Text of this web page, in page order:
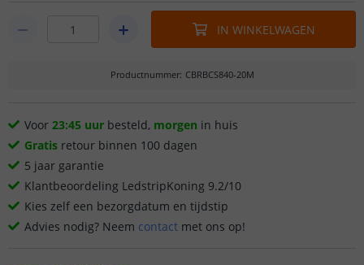
IN WINKELWAGEN
Productnummer: CBRBCS840-20M
Voor 23:45 uur besteld, morgen in huis
Gratis retour binnen 100 dagen
5 jaar garantie
Klantbeoordeling LedstripKoning 9.2/10
Kies zelf een bezorgdatum en tijdstip
Advies nodig? Neem contact met ons op!